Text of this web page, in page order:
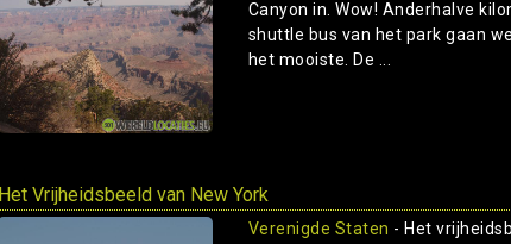
Canyon in. Wow! Anderhalve
shuttle bus van het park gaan
het mooiste. De ...
Het Vrijheidsbeeld van New York
Verenigde Staten - Het